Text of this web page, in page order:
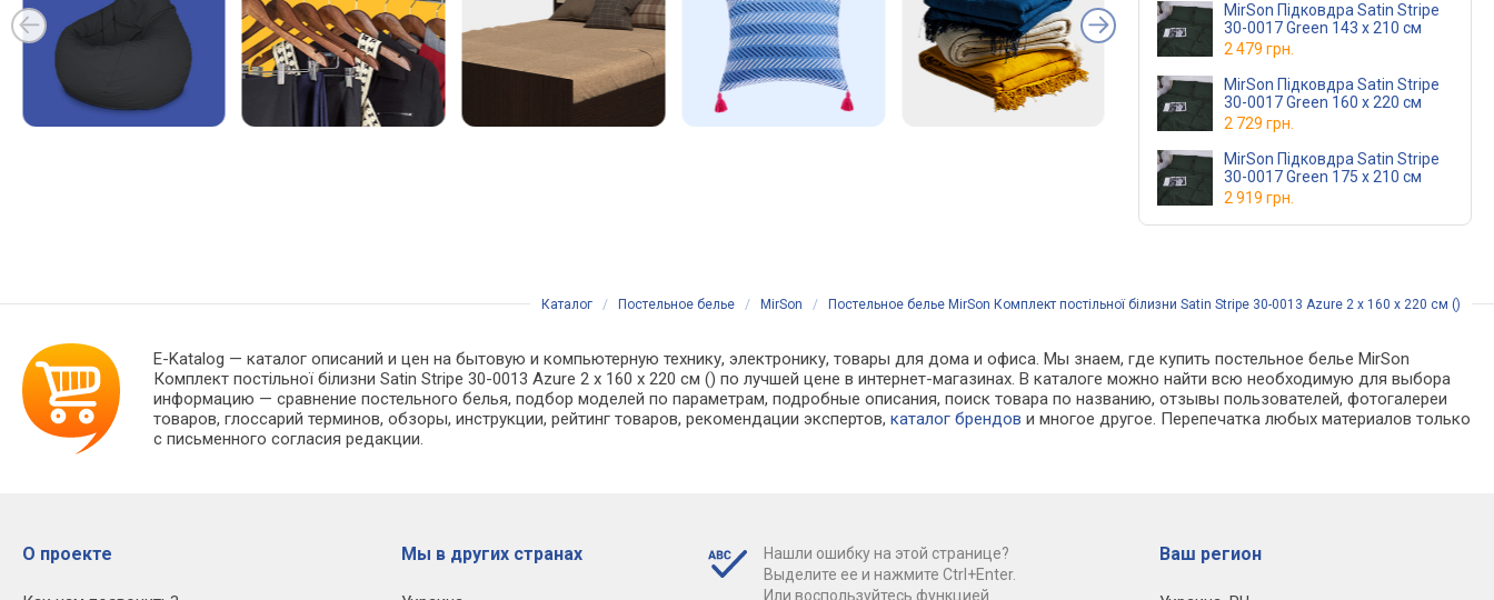
MirSon Підковдра Satin Stripe
30-0017 Green 143 x 210 см
2 479 грн.
MirSon Підковдра Satin Stripe
30-0017 Green 160 x 220 см
2 729 грн.
MirSon Підковдра Satin Stripe
30-0017 Green 175 x 210 см
2 919 грн.
Каталог / Постельное белье / MirSon / Постельное белье MirSon Комплект постільної білизни Satin Stripe 30-0013 Azure 2 x 160 x 220 см ()
E-Katalog — каталог описаний и цен на бытовую и компьютерную технику, электронику, товары для дома и офиса. Мы знаем, где купить постельное белье MirSon
Комплект постільної білизни Satin Stripe 30-0013 Azure 2 x 160 x 220 см () по лучшей цене в интернет-магазинах. В каталоге можно найти всю необходимую для выбора
информацию — сравнение постельного белья, подбор моделей по параметрам, подробные описания, поиск товара по названию, отзывы пользователей, фотогалереи
товаров, глоссарий терминов, обзоры, инструкции, рейтинг товаров, рекомендации экспертов,каталог брендов и многое другое. Перепечатка любых материалов только
с письменного согласия редакции.
О проекте Мы в других странах
Нашли ошибку на этой странице?
Выделите ее и нажмите Ctrl+Enter.
Или воспользуйтесь функцией
Ваш регион